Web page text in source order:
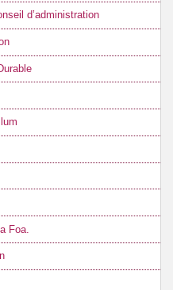
d’administration
Foa.